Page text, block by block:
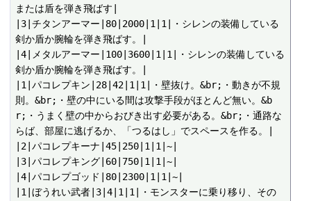
または盾を弾き飛ばす|
|3|チタンアーマー|80|2000|1|1|・シレンの装備している
剣か盾か腕輪を弾き飛ばす。|
|4|メタルアーマー|100|3600|1|1|・シレンの装備している
剣か盾か腕輪を弾き飛ばす。|
|1|パコレプキン|28|42|1|1|・壁抜け。&br;・動きが不規
則。&br;・壁の中にいる間は攻撃手段がほとんど無い。&b
r;・うまく壁の中からおびき出す必要がある。&br;・通路な
らば、部屋に逃げるか、「つるはし」でスペースを作る。|
|2|パコレプキーナ|45|250|1|1|~|
|3|パコレプキング|60|750|1|1|~|
|4|パコレプゴッド|80|2300|1|1|~|
|1|ぼうれい武者|3|4|1|1|・モンスターに乗り移り、その